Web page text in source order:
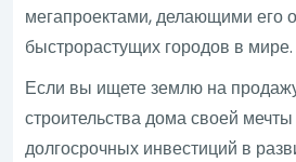
мегапроектами, делающими его
быстрорастущих городов в мире.
Если вы ищете землю на
строительства дома своей
долгосрочных инвестиций в